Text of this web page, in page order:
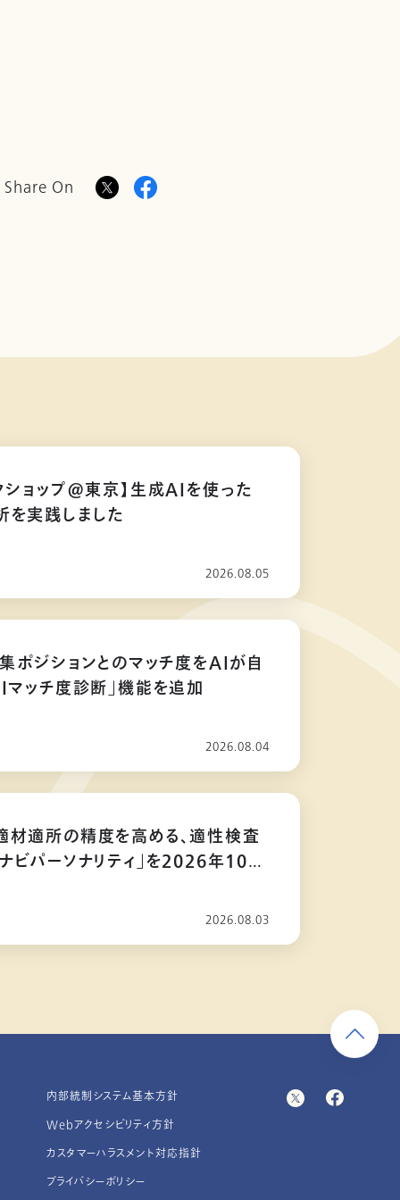
Share On
ショップ@東京】生成AIを使った
を実践しました
2026.08.05
集ポジションとのマッチ度をAIが自
ッチ度診断」機能を追加
2026.08.04
材適所の精度を高める、適性検査
ビパーソナリティ」を2026年10月
2026.08.03
内部統制システム基本方針
Webアクセシビリティ方針
カスタマーハラスメント対応指針
プライバシーポリシー